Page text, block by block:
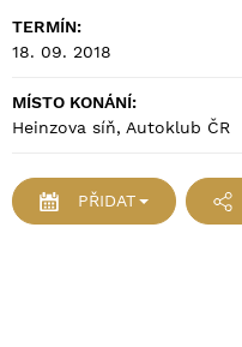
TERMÍN:
18. 09. 2018
MÍSTO KONÁNÍ:
Heinzova síň, Autoklub ČR
PŘIDAT